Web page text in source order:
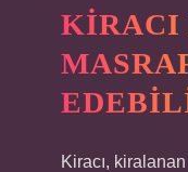
KIRACI
Kiracı,